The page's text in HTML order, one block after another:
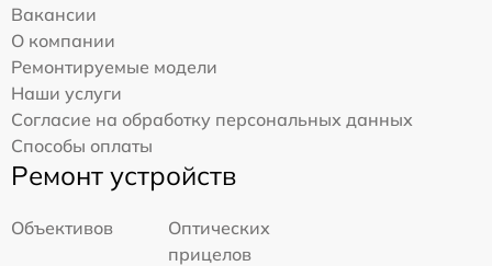
Вакансии
О компании
Ремонтируемые модели
Наши услуги
Согласие на обработку персональных данных
Способы оплаты
Ремонт устройств
Объективов
Оптических
прицелов